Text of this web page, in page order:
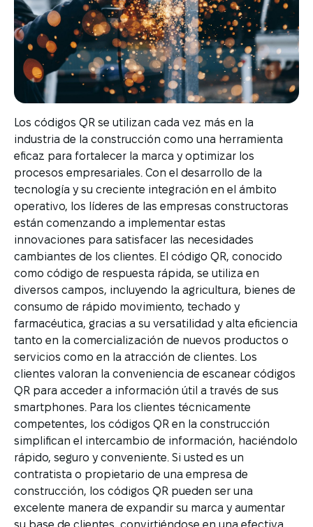
Los códigos QR se utilizan cada vez más en la
industria de la construcción como una herramienta
eficaz para fortalecer la marca y optimizar los
procesos empresariales. Con el desarrollo de la
tecnología y su creciente integración en el ámbito
operativo, los líderes de las empresas constructoras
están comenzando a implementar estas
innovaciones para satisfacer las necesidades
cambiantes de los clientes. El código QR, conocido
como código de respuesta rápida, se utiliza en
diversos campos, incluyendo la agricultura, bienes de
consumo de rápido movimiento, techado y
farmacéutica, gracias a su versatilidad y alta eficiencia
tanto en la comercialización de nuevos productos o
servicios como en la atracción de clientes. Los
clientes valoran la conveniencia de escanear códigos
QR para acceder a información útil a través de sus
smartphones. Para los clientes técnicamente
competentes, los códigos QR en la construcción
simplifican el intercambio de información, haciéndolo
rápido, seguro y conveniente. Si usted es un
contratista o propietario de una empresa de
construcción, los códigos QR pueden ser una
excelente manera de expandir su marca y aumentar
su base de clientes, convirtiéndose en una efectiva